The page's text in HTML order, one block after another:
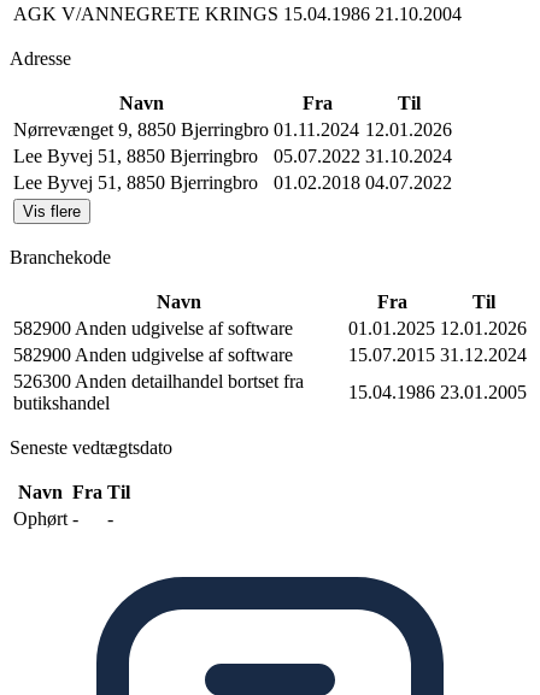
AGK V/ANNEGRETE KRINGS 15.04.1986 21.10.2004
Adresse
Navn Fra
Til
Nørrevænget 9, 8850 Bjerringbro 01.11.2024 12.01.2026
Lee Byvej 51, 8850 Bjerringbro
05.07.2022 31.10.2024
Lee Byvej 51, 8850 Bjerringbro
01.02.2018 04.07.2022
Vis flere
Branchekode
Navn Fra
Til
582900 Anden udgivelse af software
01.01.2025 12.01.2026
582900 Anden udgivelse af software
15.07.2015 31.12.2024
526300 Anden detailhandel bortset fra
butikshandel
15.04.1986 23.01.2005
Seneste vedtægtsdato
Navn Fra Til
Ophørt - -